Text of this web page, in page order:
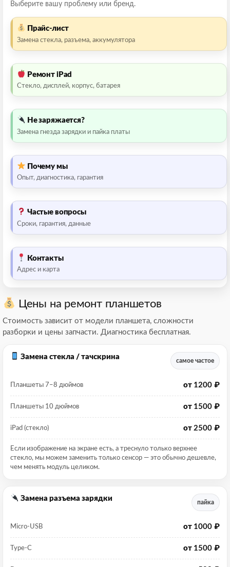
Выберите вашу проблему или бренд.
Прайс-лист
Замена стекла, разъема, аккумулятора
Ремонт iPad
Стекло, дисплей, корпус, батарея
Не заряжается?
Замена гнезда зарядки и пайка платы
Почему мы
Опыт, диагностика, гарантия
Частые вопросы
Сроки, гарантия, данные
Контакты
Адрес и карта
Цены на ремонт планшетов
Стоимость зависит от модели планшета, сложности
разборки и цены запчасти. Диагностика бесплатная.
Замена стекла / тачскрина
самое частое
Планшеты 7–8 дюймов от 1200 ₽
Планшеты 10 дюймов от 1500 ₽
iPad (стекло) от 2500 ₽
Если изображение на экране есть, а треснуло только верхнее
стекло, мы можем заменить только сенсор — это обычно дешевле,
чем менять модуль целиком.
Замена разъема зарядки
пайка
Micro-USB от 1000 ₽
Type-C от 1500 ₽